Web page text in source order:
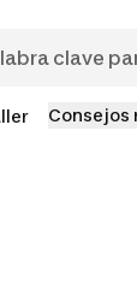
Consejos